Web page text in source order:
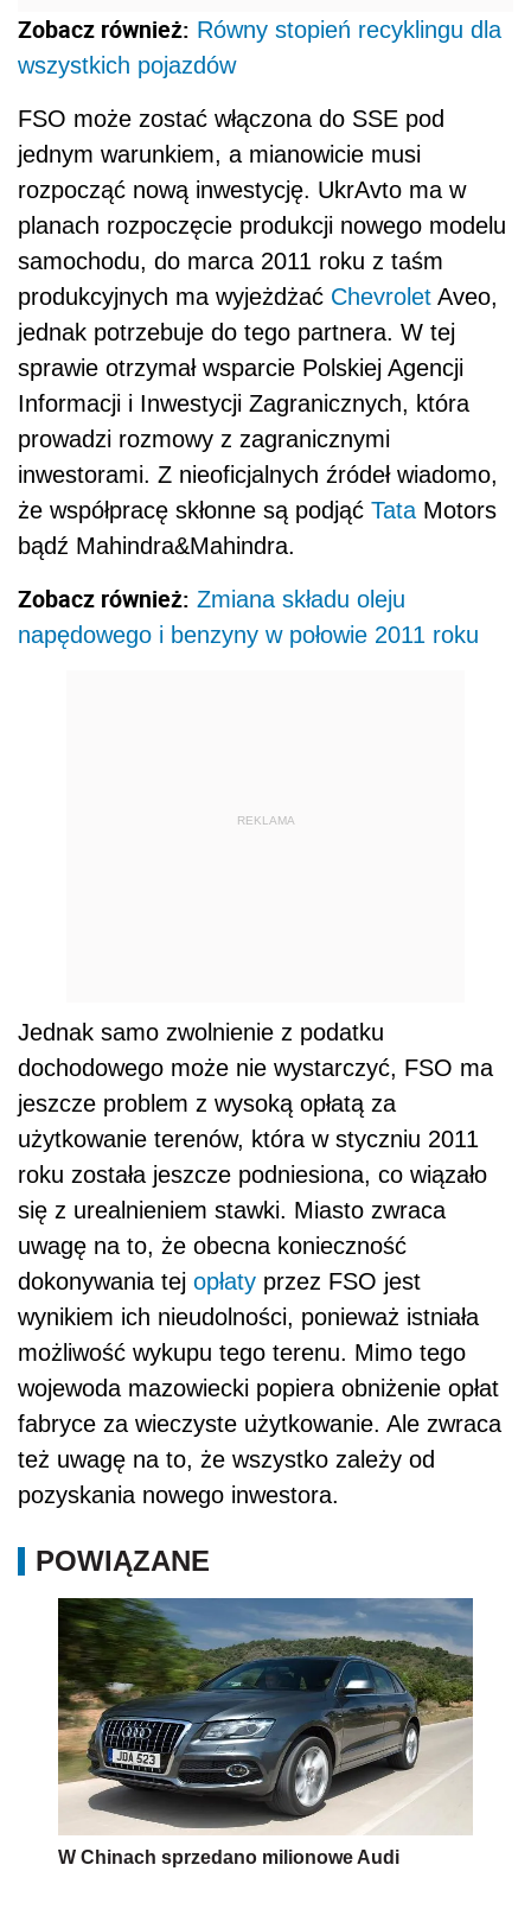
Zobacz również: Równy stopień recyklingu dla
wszystkich pojazdów
FSO może zostać włączona do SSE pod
jednym warunkiem, a mianowicie musi
rozpocząć nową inwestycję. UkrAvto ma w
planach rozpoczęcie produkcji nowego modelu
samochodu, do marca 2011 roku z taśm
produkcyjnych ma wyjeżdżać Chevrolet Aveo,
jednak potrzebuje do tego partnera. W tej
sprawie otrzymał wsparcie Polskiej Agencji
Informacji i Inwestycji Zagranicznych, która
prowadzi rozmowy z zagranicznymi
inwestorami. Z nieoficjalnych źródeł wiadomo,
że współpracę skłonne są podjąć Tata Motors
bądź Mahindra&Mahindra.
Zobacz również: Zmiana składu oleju
napędowego i benzyny w połowie 2011 roku
REKLAMA
Jednak samo zwolnienie z podatku
dochodowego może nie wystarczyć, FSO ma
jeszcze problem z wysoką opłatą za
użytkowanie terenów, która w styczniu 2011
roku została jeszcze podniesiona, co wiązało
się z urealnieniem stawki. Miasto zwraca
uwagę na to, że obecna konieczność
dokonywania tej opłaty przez FSO jest
wynikiem ich nieudolności, ponieważ istniała
możliwość wykupu tego terenu. Mimo tego
wojewoda mazowiecki popiera obniżenie opłat
fabryce za wieczyste użytkowanie. Ale zwraca
też uwagę na to, że wszystko zależy od
pozyskania nowego inwestora.
POWIĄZANE
W Chinach sprzedano milionowe Audi